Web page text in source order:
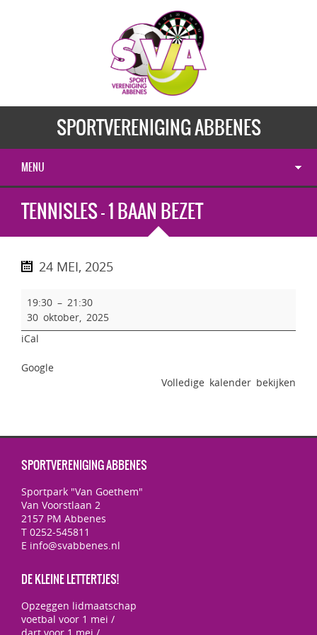
SPORTVERENIGING ABBENES
MENU
TENNISLES - 1 BAAN BEZET
24 MEI, 2025
19:30 – 21:30
30 oktober, 2025
iCal
Google
Volledige kalender bekijken
SPORTVERENIGING ABBENES
Sportpark "Van Goethem"
Van Voorstlaan 2
2157 PM Abbenes
T 0252-545811
E info@svabbenes.nl
DE KLEINE LETTERTJES!
Opzeggen lidmaatschap
voetbal voor 1 mei /